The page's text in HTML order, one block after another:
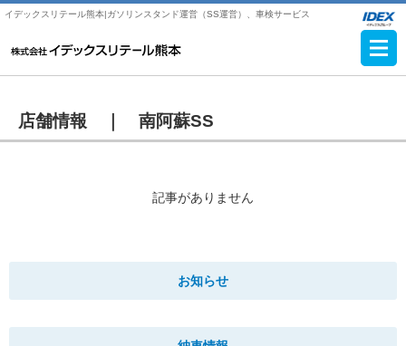
イデックスリテール熊本|ガソリンスタンド運営（SS運営）、車検サービス
店舗情報 ｜ 南阿蘇SS
記事がありません
お知らせ